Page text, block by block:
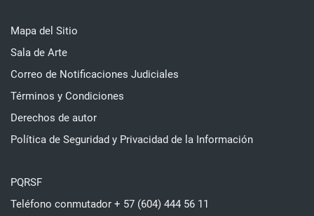
Mapa del Sitio
Sala de Arte
Correo de Notificaciones Judiciales
Términos y Condiciones
Derechos de autor
Política de Seguridad y Privacidad de la Información
PQRSF
Teléfono conmutador + 57 (604) 444 56 11